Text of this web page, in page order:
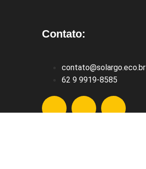
Contato:
contato@solargo.eco.br
62 9 9919-8585